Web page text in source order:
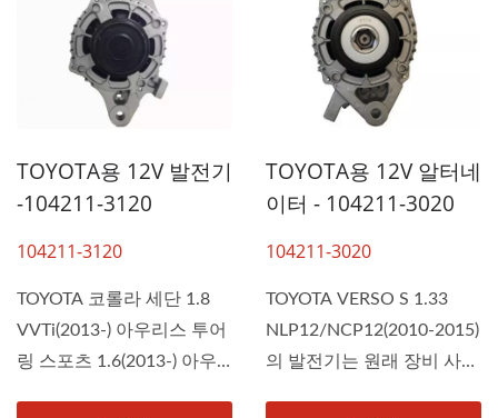
TOYOTA용 12V 발전기
-104211-3120
104211-3120
TOYOTA 코롤라 세단 1.8
VVTi(2013-) 아우리스 투어
링 스포츠 1.6(2013-) 아우
TOYOTA용 12V 알터네
이터 - 104211-3020
104211-3020
TOYOTA VERSO S 1.33
NLP12/NCP12(2010-2015)
의 발전기는 원래 장비 사양